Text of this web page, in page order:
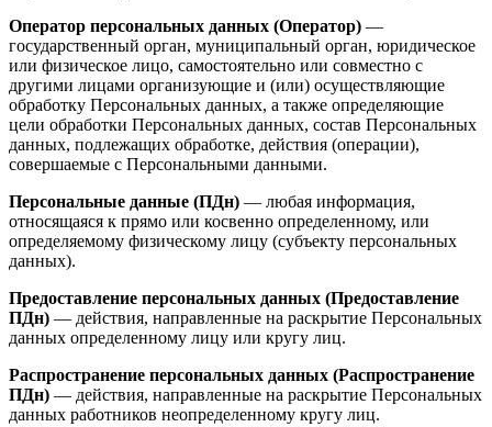
Оператор персональных данных (Оператор) —
государственный орган, муниципальный орган, юридическое
или физическое лицо, самостоятельно или совместно с
другими лицами организующие и (или) осуществляющие
обработку Персональных данных, а также определяющие
цели обработки Персональных данных, состав Персональных
данных, подлежащих обработке, действия (операции),
совершаемые с Персональными данными.
Персональные данные (ПДн) — любая информация,
относящаяся к прямо или косвенно определенному, или
определяемому физическому лицу (субъекту персональных
данных).
Предоставление персональных данных (Предоставление
ПДн) — действия, направленные на раскрытие Персональных
данных определенному лицу или кругу лиц.
Распространение персональных данных (Распространение
ПДн) — действия, направленные на раскрытие Персональных
данных работников неопределенному кругу лиц.